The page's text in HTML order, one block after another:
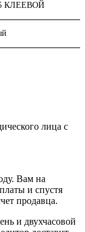
КЛЕЕВОЙ
лица с
Вам на
и спустя
продавца.
и двухчасовой